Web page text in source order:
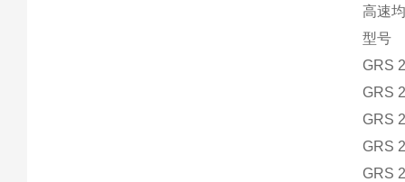
高速
型号
GRS
GRS
GRS
GRS
GRS